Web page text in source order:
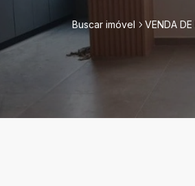
Buscar imóvel VENDA